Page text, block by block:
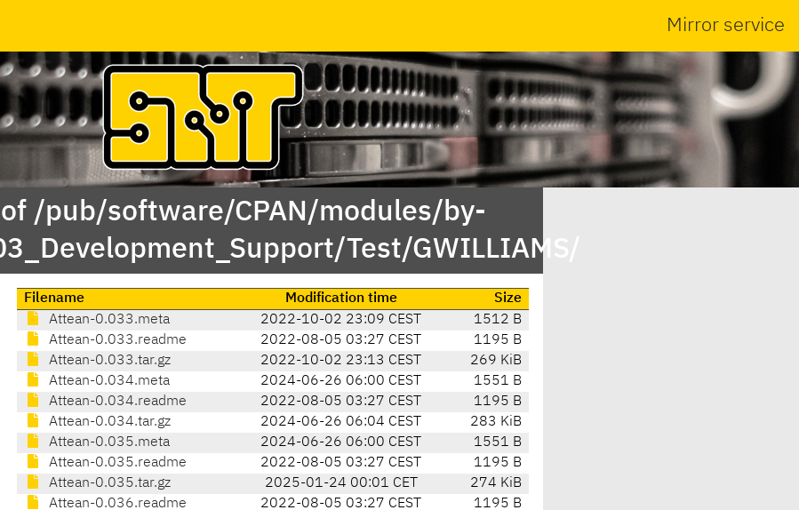
Mirror service
/pub/software/CPAN/modules/by-
Test/GWILLIAMS/
Filename Modification time
Size
Attean-0.033.meta
2022-10-02 23:09 CEST
1512 B
Attean-0.033.readme
2022-08-05 03:27 CEST
1195 B
Attean-0.033.tar.gz
2022-10-02 23:13 CEST
269 KiB
Attean-0.034.meta
2024-06-26 06:00 CEST
1551 B
Attean-0.034.readme
2022-08-05 03:27 CEST
1195 B
Attean-0.034.tar.gz
2024-06-26 06:04 CEST
283 KiB
Attean-0.035.meta
2024-06-26 06:00 CEST
1551 B
Attean-0.035.readme
2022-08-05 03:27 CEST
1195 B
Attean-0.035.tar.gz
2025-01-24 00:01 CET
274 KiB
Attean-0.036.readme
2022-08-05 03:27 CEST
1195 B